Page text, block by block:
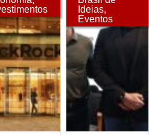
Ideias,
Eventos